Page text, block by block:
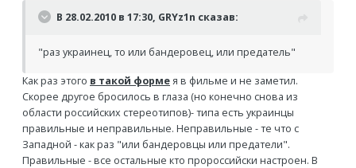
В 28.02.2010 в 17:30, GRYz1n сказав:
"раз украинец, то или бандеровец, или предатель"
Как раз этого в такой формея в фильме и не заметил.
Скорее другое бросилось в глаза (но конечно снова из
области российских стереотипов)- типа есть украинцы
правильные и неправильные. Неправильные - те что с
Западной - как раз "или бандеровцы или предатели".
Правильные - все остальные кто пророссийски настроен. В